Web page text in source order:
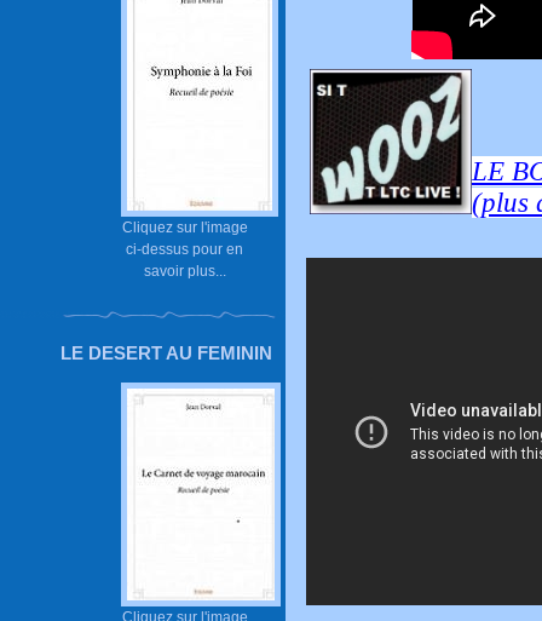
Cliquez sur l'image
ci-dessus pour en
savoir plus...
LE DESERT AU FEMININ
Cliquez sur l'image
LE
(plus